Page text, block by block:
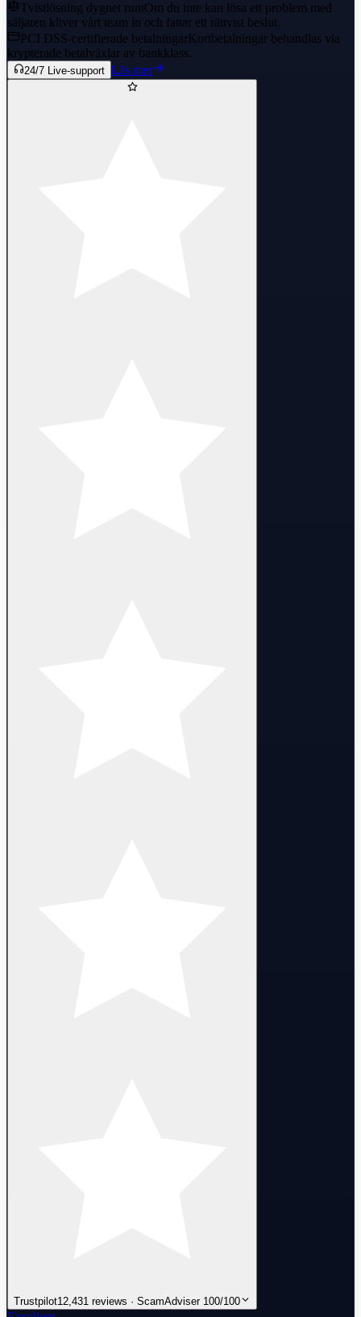
Tvistlösning dygnet runtOm du inte kan lösa ett problem med
säljaren kliver vårt team in och fattar ett rättvist beslut.
PCI DSS-certifierade betalningarKortbetalningar behandlas via
krypterade betalväxlar av bankklass.
24/7 Live-support Läs mer
Trustpilot12,431 reviews · ScamAdviser 100/100